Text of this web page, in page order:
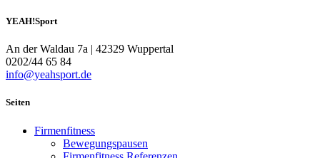
YEAH!Sport
An der Waldau 7a | 42329 Wuppertal
0202/44 65 84
info@yeahsport.de
Seiten
Firmenfitness
Bewegungspausen